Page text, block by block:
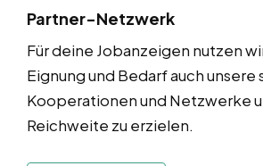
Partner-Netzwerk
Für deine Jobanzeigen nutzen
Eignung und Bedarf auch
Kooperationen und Netzwerke
Reichweite zu erzielen.